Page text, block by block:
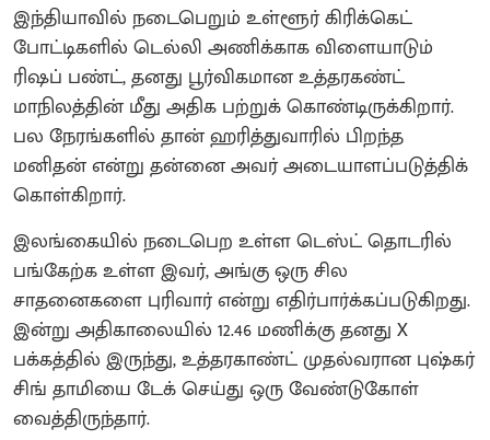
இந்தியாவில் நடைபெறும் உள்ளூர் கிரிக்கெட்
போட்டிகளில் டெல்லி அணிக்காக விளையாடும்
ரிஷப் பண்ட், தனது பூர்விகமான உத்தரகண்ட்
மாநிலத்தின் மீது அதிக பற்றுக் கொண்டிருக்கிறார்.
பல நேரங்களில் தான் ஹரித்துவாரில் பிறந்த
மனிதன் என்று தன்னை அவர் அடையாளப்படுத்திக்
கொள்கிறார்.
இலங்கையில் நடைபெற உள்ள டெஸ்ட் தொடரில்
பங்கேற்க உள்ள இவர், அங்கு ஒரு சில
சாதனைகளை புரிவார் என்று எதிர்பார்க்கப்படுகிறது.
இன்று அதிகாலையில் 12.46 மணிக்கு தனது X
பக்கத்தில் இருந்து, உத்தரகாண்ட் முதல்வரான புஷ்கர்
சிங் தாமியை டேக் செய்து ஒரு வேண்டுகோள்
வைத்திருந்தார்.